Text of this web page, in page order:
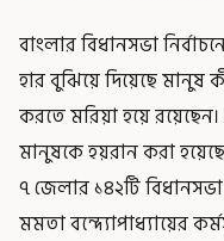
বাংলার বিধানসভা
হার বুঝিয়ে দিয়েছে মানুষ
করতে মরিয়া হয়ে
মানুষকে হয়রান করা
৭ জেলার ১৪২টি বিধানসভা
মমতা বন্দ্যোপাধ্যায়ের